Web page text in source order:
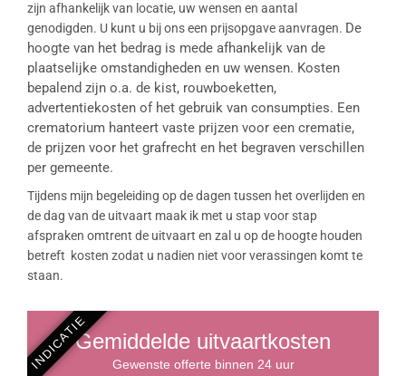
zijn afhankelijk van locatie, uw wensen en aantal
genodigden. U kunt u bij ons een prijsopgave aanvragen. De
hoogte van het bedrag is mede afhankelijk van de
plaatselijke omstandigheden en uw wensen. Kosten
bepalend zijn o.a. de kist, rouwboeketten,
advertentiekosten of het gebruik van consumpties. Een
crematorium hanteert vaste prijzen voor een crematie,
de prijzen voor het grafrecht en het begraven verschillen
per gemeente.
Tijdens mijn begeleiding op de dagen tussen het overlijden en
de dag van de uitvaart maak ik met u stap voor stap
afspraken omtrent de uitvaart en zal u op de hoogte houden
betreft kosten zodat u nadien niet voor verassingen komt te
staan.
Gemiddelde uitvaartkosten
Gewenste offerte binnen 24 uur
INDICATIE